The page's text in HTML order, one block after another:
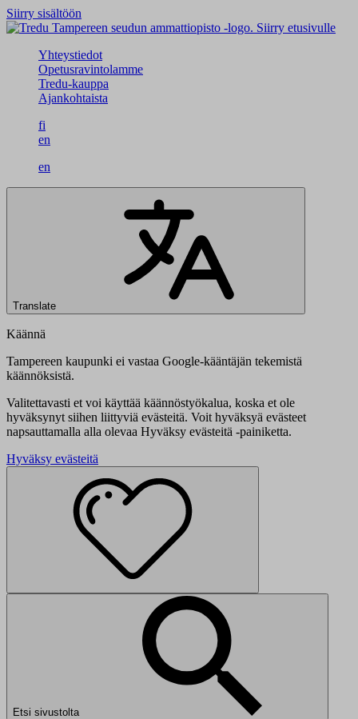
Siirry sisältöön
Siirry etusivulle
Yhteystiedot
Opetusravintolamme
Tredu-kauppa
Ajankohtaista
fi
en
en
Translate
Käännä
Tampereen kaupunki ei vastaa Google-kääntäjän tekemistä
käännöksistä.
Valitettavasti et voi käyttää käännöstyökalua, koska et ole
hyväksynyt siihen liittyviä evästeitä. Voit hyväksyä evästeet
napsauttamalla alla olevaa Hyväksy evästeitä -painiketta.
Hyväksy evästeitä
Etsi sivustolta